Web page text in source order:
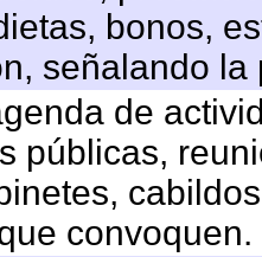
bonos,
señalando
de
públicas,
convoquen.